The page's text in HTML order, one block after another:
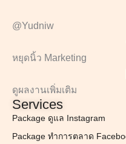
@Yudniw
หยุดนิ้ว Marketing
ดูผลงานเพิ่มเติม
Services
Package ดูแล Instagram
Package ทำการตลาด